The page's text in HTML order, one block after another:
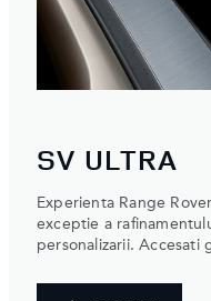
SV ULTRA
Experienta Range
exceptie a
personalizarii. Accesati